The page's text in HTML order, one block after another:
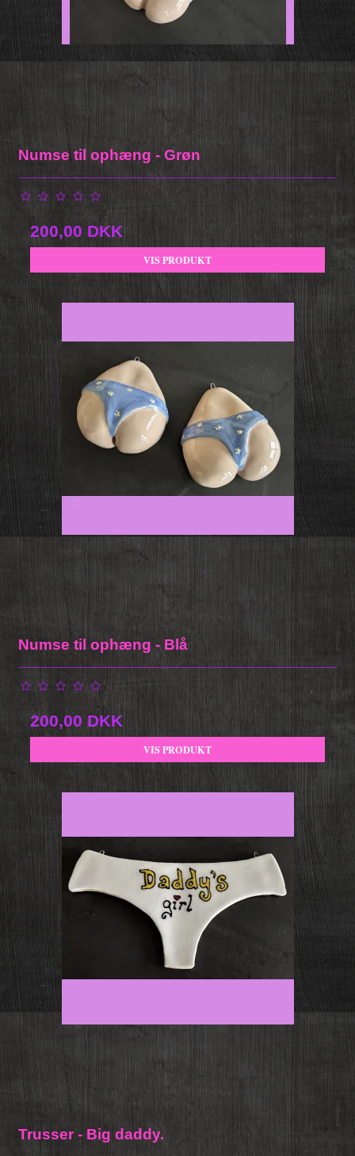
Numse til ophæng - Grøn
200,00 DKK
VIS PRODUKT
Numse til ophæng - Blå
200,00 DKK
VIS PRODUKT
Trusser - Big daddy.